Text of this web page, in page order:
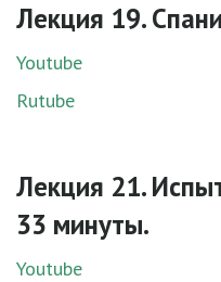
Лекция 19.
Youtube
Rutube
Лекция 21.
33 минуты.
Youtube